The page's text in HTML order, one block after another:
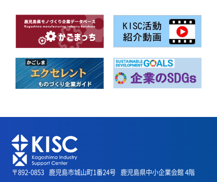
〒892-0853 鹿児島市城山町1番24号 鹿児島県中小企業会館 4階